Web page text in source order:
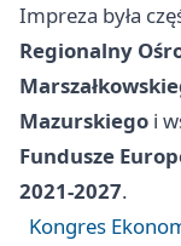
Impreza była
Regionalny
Mazurskiego i
Fundusze
2021-2027.
Kongres